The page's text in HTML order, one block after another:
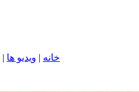
خانه | ویدیو ها |